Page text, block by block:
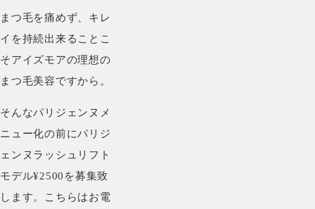
まつ毛を痛めず、キレ
イを持続出来ることこ
そアイズモアの理想の
まつ毛美容ですから。
そんなパリジェンヌメ
ニュー化の前にパリジ
ェンヌラッシュリフト
モデル¥2500を募集致
します。こちらはお電